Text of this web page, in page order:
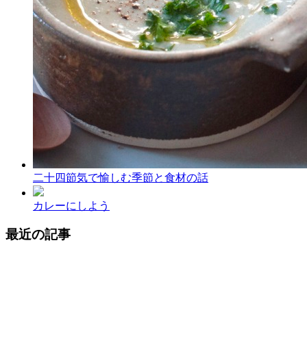
二十四節気で愉しむ季節と食材の話
カレーにしよう
最近の記事